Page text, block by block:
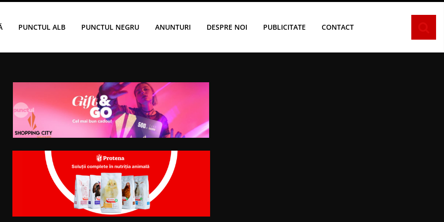
PUNCTUL ALB PUNCTUL NEGRU ANUNTURI DESPRE NOI PUBLICITATE CONTACT